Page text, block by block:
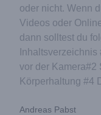
oder nicht. Wenn
Videos oder
dann solltest du
vor der Kamera#2
Körperhaltung #4
Andreas Pabst